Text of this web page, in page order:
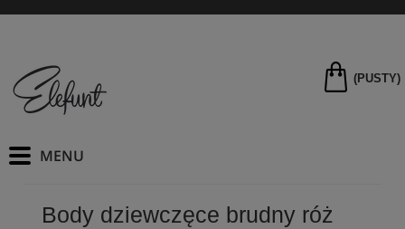
(PUSTY)
Body dziewczęce brudny róż